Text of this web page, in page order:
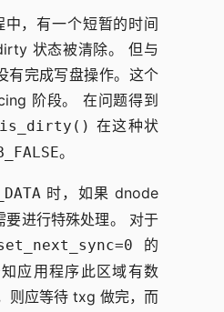
，有一个短暂的时间
状态被清除。 但与
有完成写盘操作。这个
阶段。 在问题得到
在这种状
。
时，如果 dnode
要进行特殊处理。 对于
的
应用程序此区域有数
则应等待 txg 做完，而